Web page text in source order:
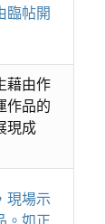
臨帖開
藉由作
作品的
現成
現場示
。如正